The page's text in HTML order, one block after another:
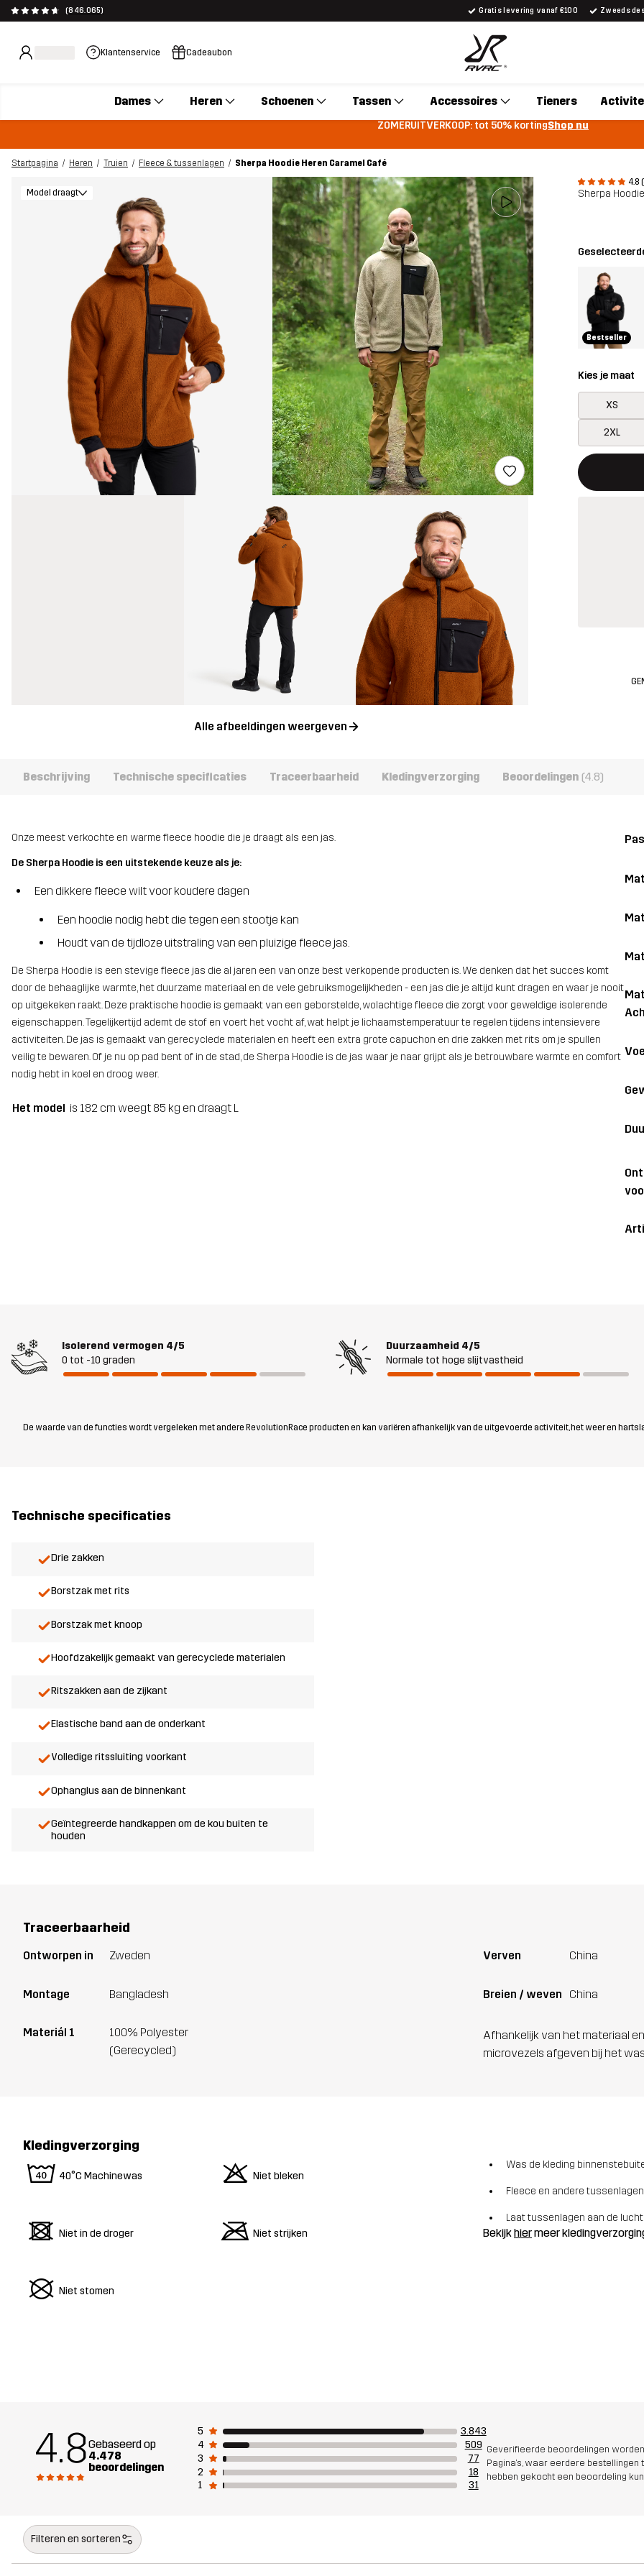
(846.065) Gratis levering vanaf €100 Zweeds
Klantenservice Cadeaubon
Dames Heren Schoenen Tassen Accessoires Tieners
ZOMERUITVERKOOP: tot 50% kortingShop nu
Startpagina Heren Truien Fleece & tussenlagen
Sherpa Hoodie Heren Caramel Café
4.8
Sherpa
Model draagt
Alle afbeeldingen weergeven
Bestseller
Kies je maat
XS
2XL
Deze knop
{{size}} niet
Beschrijving Technische specificaties Traceerbaarheid Kledingverzorging Beoordelingen (4.8)
Onze meest verkochte en warme fleece hoodie die je draagt als een jas.
De Sherpa Hoodie is een uitstekende keuze als je:
Een dikkere fleece wilt voor koudere dagen
Een hoodie nodig hebt die tegen een stootje kan
Houdt van de tijdloze uitstraling van een pluizige fleece jas.
De Sherpa Hoodie is een stevige fleece jas die al jaren een van onze best verkopende producten is. We denken dat het succes komt
door de behaaglijke warmte, het duurzame materiaal en de vele gebruiksmogelijkheden - een jas die je altijd kunt dragen en waar je nooit
op uitgekeken raakt. Deze praktische hoodie is gemaakt van een geborstelde, wolachtige fleece die zorgt voor geweldige isolerende
eigenschappen. Tegelijkertijd ademt de stof en voert het vocht af, wat helpt je lichaamstemperatuur te regelen tijdens intensievere
activiteiten. De jas is gemaakt van gerecyclede materialen en heeft een extra grote capuchon en drie zakken met rits om je spullen
veilig te bewaren. Of je nu op pad bent of in de stad, de Sherpa Hoodie is de jas waar je naar grijpt als je betrouwbare warmte en comfort
nodig hebt in koel en droog weer.
Het model is 182 cm weegt 85 kg en draagt L
Isolerend vermogen 4/5
0 tot -10 graden
Duurzaamheid 4/5
Normale tot hoge slijtvastheid
De waarde van de functies wordt vergeleken met andere RevolutionRace producten en kan variëren afhankelijk van de uitgevoerde activiteit, het weer en
Technische specificaties
Drie zakken
Borstzak met rits
Borstzak met knoop
Hoofdzakelijk gemaakt van gerecyclede materialen
Ritszakken aan de zijkant
Elastische band aan de onderkant
Volledige ritssluiting voorkant
Ophanglus aan de binnenkant
Geïntegreerde handkappen om de kou buiten te
houden
Traceerbaarheid
Ontworpen in Zweden
Montage Bangladesh
Materiál 1
100% Polyester
(Gerecycled)
Verven China
Breien / weven China
Afhankelijk van het materiaal
microvezels afgeven bij het
Kledingverzorging
8 40°C Machinewas o Niet bleken
d Niet in de droger m Niet strijken
U Niet stomen
Was de kleding
Fleece en andere
Laat tussenlagen aan de
Bekijkhiermeer
4.8Gebaseerd op
4.478
beoordelingen
5
3.843
4
509
3
77
2
18
1
31
Geverifieerde beoordelingen
Pagina's, waar eerdere bestellingen
hebben gekocht een beoordeling
Filteren en sorteren